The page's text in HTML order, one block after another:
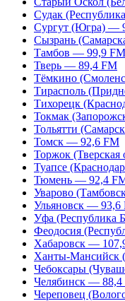
Судак
Сургут (Югра) —
Сызрань
Тамбов — 99,9 FM
Тверь — 89,4 FM
Тёмкино
Тирасполь
Тихорецк
Токмак
Тольятти
Томск — 92,6 FM
Торжок
Туапсе
Тюмень — 92,4
Уварово
Ульяновск — 93,6
Уфа (Республика
Феодосия
Хабаровск —
Ханты-Мансийск
Чебоксары
Челябинск — 88,4
Череповец